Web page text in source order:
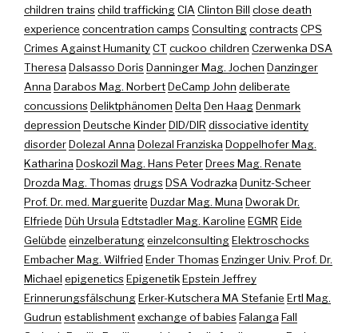
children trainschild traffickingCIA Clinton Bill close death
experience concentration campsConsultingcontractsCPS
Crimes Against HumanityCT cuckoo children Czerwenka DSA
Theresa Dalsasso DorisDanninger Mag. Jochen Danzinger
Anna Darabos Mag. NorbertDeCamp John deliberate
concussionsDeliktphänomen Delta Den HaagDenmark
depression Deutsche KinderDID/DIR dissociative identity
disorderDolezal Anna Dolezal Franziska Doppelhofer Mag.
Katharina Doskozil Mag. Hans PeterDrees Mag. Renate
Drozda Mag. ThomasdrugsDSA Vodrazka Dunitz-Scheer
Prof. Dr. med. Marguerite Duzdar Mag. Muna Dworak Dr.
Elfriede Düh Ursula Edtstadler Mag. Karoline EGMR Eide
Gelübde einzelberatungeinzelconsultingElektroschocks
Embacher Mag. Wilfried Ender ThomasEnzinger Univ. Prof. Dr.
Michael epigeneticsEpigenetikEpstein Jeffrey
ErinnerungsfälschungErker-Kutschera MA Stefanie Ertl Mag.
Gudrun establishmentexchange of babiesFalanga Fall